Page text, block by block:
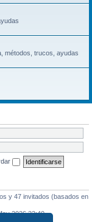
métodos, trucos, ayudas
y 47 invitados (basados en
2026 22:40